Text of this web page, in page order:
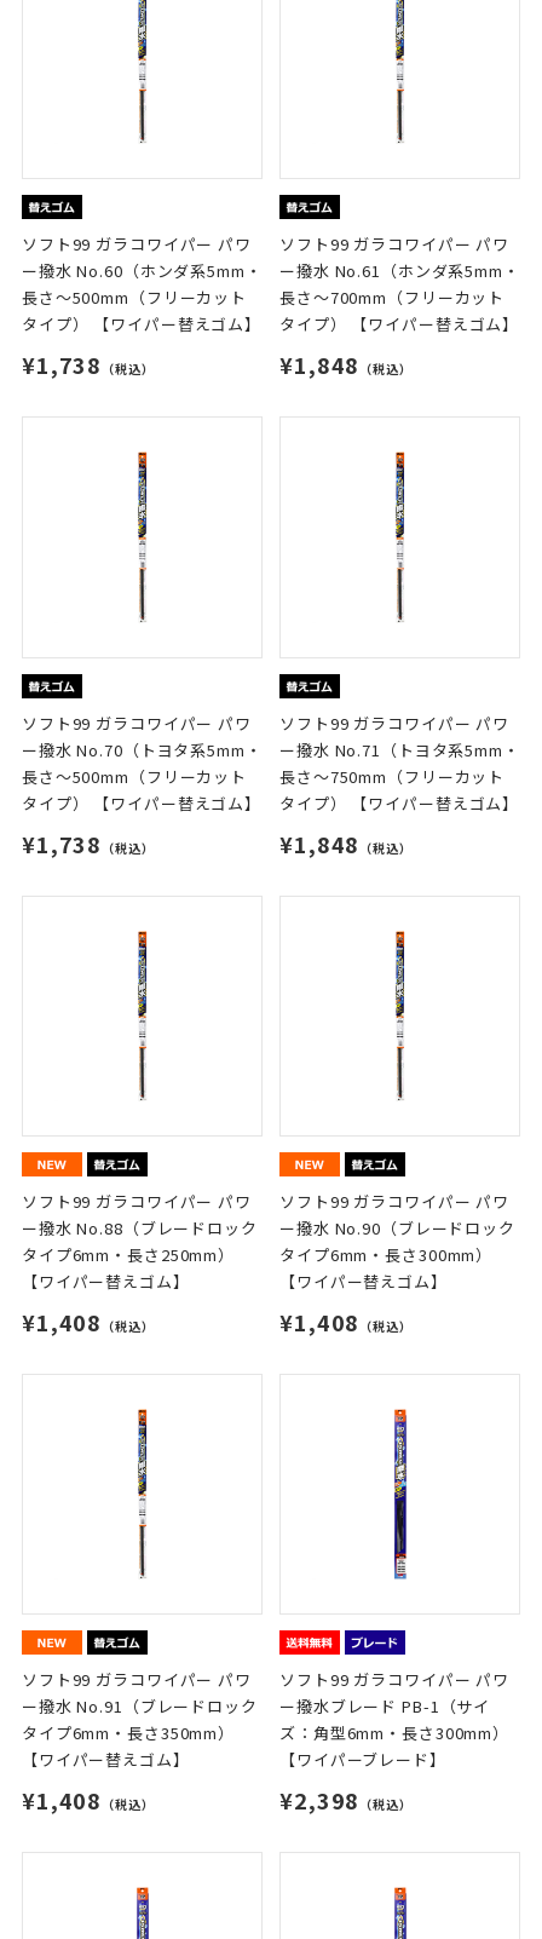
ソフト99 ガラコワイパー パワ
ー撥水 No.60（ホンダ系5mm・
長さ～500mm（フリーカット
タイプ） 【ワイパー替えゴム】
¥1,738 （税込）
ソフト99 ガラコワイパー パワ
ー撥水 No.61（ホンダ系5mm・
長さ～700mm（フリーカット
タイプ） 【ワイパー替えゴム】
¥1,848 （税込）
ソフト99 ガラコワイパー パワ
ー撥水 No.70（トヨタ系5mm・
長さ～500mm（フリーカット
タイプ） 【ワイパー替えゴム】
¥1,738 （税込）
ソフト99 ガラコワイパー パワ
ー撥水 No.71（トヨタ系5mm・
長さ～750mm（フリーカット
タイプ） 【ワイパー替えゴム】
¥1,848 （税込）
ソフト99 ガラコワイパー パワ
ー撥水 No.88（ブレードロック
タイプ6mm・長さ250mm）
【ワイパー替えゴム】
¥1,408 （税込）
ソフト99 ガラコワイパー パワ
ー撥水 No.90（ブレードロック
タイプ6mm・長さ300mm）
【ワイパー替えゴム】
¥1,408 （税込）
ソフト99 ガラコワイパー パワ
ー撥水 No.91（ブレードロック
タイプ6mm・長さ350mm）
【ワイパー替えゴム】
¥1,408 （税込）
ソフト99 ガラコワイパー パワ
ー撥水ブレード PB-1（サイ
ズ：角型6mm・長さ300mm）
【ワイパーブレード】
¥2,398 （税込）